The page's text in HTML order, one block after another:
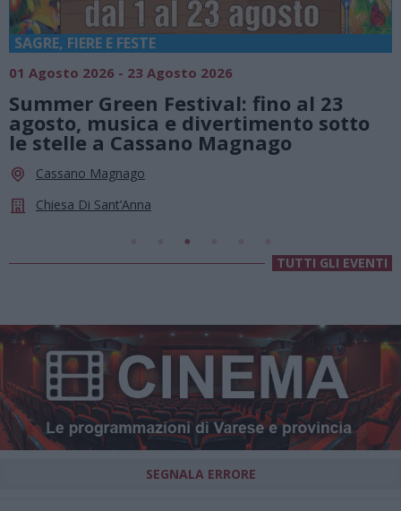
SAGRE, FIERE E FESTE
01 Agosto 2026 - 23 Agosto 2026
Summer Green Festival: fino al 23
agosto, musica e divertimento sotto
le stelle a Cassano Magnago
Cassano Magnago
Chiesa Di Sant’Anna
TUTTI GLI EVENTI
SEGNALA ERRORE